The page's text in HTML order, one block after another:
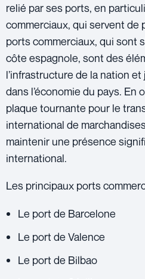
relié par ses ports, en
commerciaux, qui servent de
ports commerciaux, qui sont
côte espagnole, sont des
l’infrastructure de la nation
dans l’économie du pays. En
plaque tournante pour le
international de
maintenir une présence
international.
Les principaux ports
Le port de Barcelone
Le port de Valence
Le port de Bilbao